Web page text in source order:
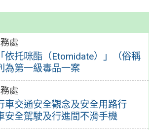
處
依托咪酯（Etomidate）」（俗稱
為第一級毒品一案
處
車交通安全觀念及安全用路行
安全駕駛及行進間不滑手機